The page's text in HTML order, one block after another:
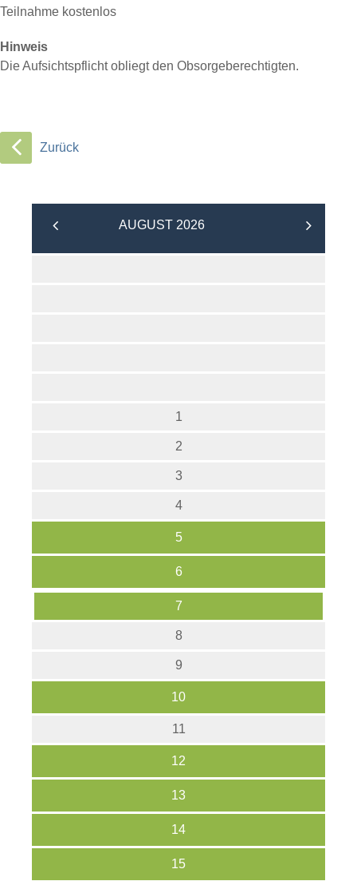
Teilnahme kostenlos
Hinweis
Die Aufsichtspflicht obliegt den Obsorgeberechtigten.
Zurück
AUGUST 2026
1
2
3
4
5
6
7
8
9
10
11
12
13
14
15